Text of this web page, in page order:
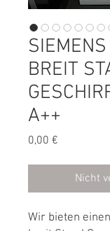
BREIT
А++
0,00 €
Nicht
Wir bieten